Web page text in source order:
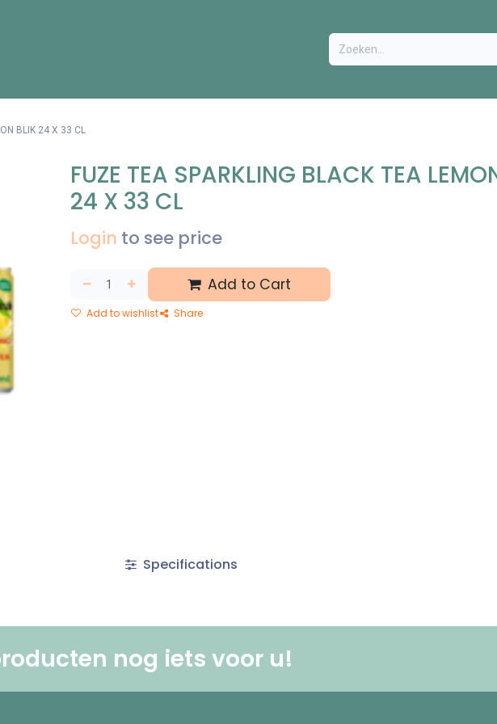
VACATURES
BLIK 24 X 33 CL
FUZE TEA SPARKLING BLACK TEA
24 X 33 CL
Login to see price
Add to Cart
Add to wishlist Share
Specifications
nog iets voor u!